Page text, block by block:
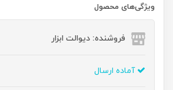
ویژگی‌های محصول
فروشنده: دیوالت ابزار
آماده ارسال